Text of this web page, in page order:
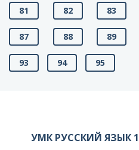
81 82 83
87 88 89
93 94 95
УМК РУССКИЙ ЯЗЫК